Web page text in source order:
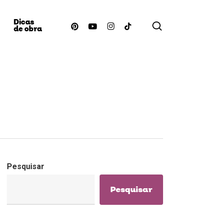
Dicas
de obra pinterestyoutubeinstagram
tiktok
Pesquisar
Pesquisar